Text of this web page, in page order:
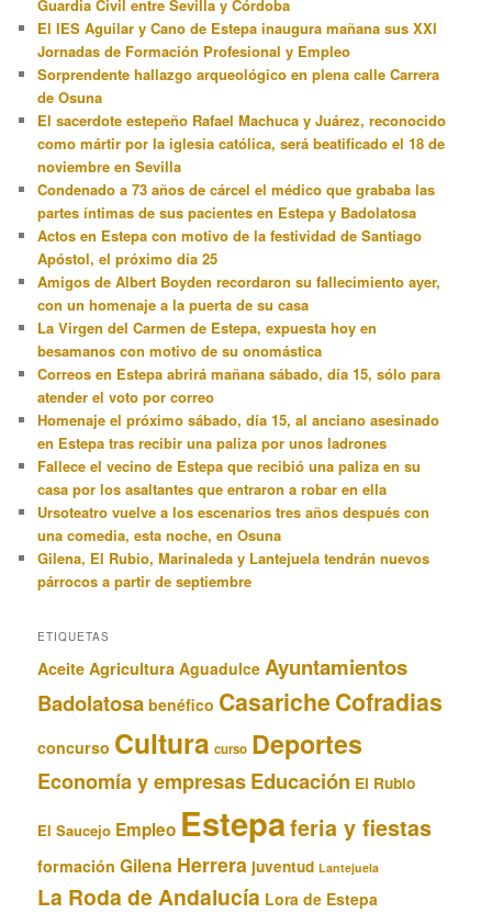
Guardia Civil entre Sevilla y Córdoba
El IES Aguilar y Cano de Estepa inaugura mañana sus XXI
Jornadas de Formación Profesional y Empleo
Sorprendente hallazgo arqueológico en plena calle Carrera
de Osuna
El sacerdote estepeño Rafael Machuca y Juárez, reconocido
como mártir por la iglesia católica, será beatificado el 18 de
noviembre en Sevilla
Condenado a 73 años de cárcel el médico que grababa las
partes íntimas de sus pacientes en Estepa y Badolatosa
Actos en Estepa con motivo de la festividad de Santiago
Apóstol, el próximo día 25
Amigos de Albert Boyden recordaron su fallecimiento ayer,
con un homenaje a la puerta de su casa
La Virgen del Carmen de Estepa, expuesta hoy en
besamanos con motivo de su onomástica
Correos en Estepa abrirá mañana sábado, día 15, sólo para
atender el voto por correo
Homenaje el próximo sábado, día 15, al anciano asesinado
en Estepa tras recibir una paliza por unos ladrones
Fallece el vecino de Estepa que recibió una paliza en su
casa por los asaltantes que entraron a robar en ella
Ursoteatro vuelve a los escenarios tres años después con
una comedia, esta noche, en Osuna
Gilena, El Rubio, Marinaleda y Lantejuela tendrán nuevos
párrocos a partir de septiembre
ETIQUETAS
Aceite Agricultura Aguadulce Ayuntamientos
Badolatosa benéfico CasaricheCofradias
concurso Cultura curso Deportes
Economía y empresasEducación El Rubio
El Saucejo Empleo Estepaferia y fiestas
formación Gilena Herrera juventud Lantejuela
La Roda de Andalucía Lora de Estepa